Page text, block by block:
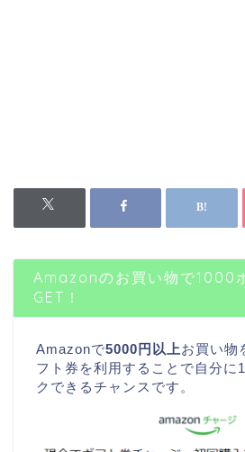
Amazonのお買い物で1000
GET！
Amazonで5000円以上お買い物
フト券を利用することで自分に
クできるチャンスです。